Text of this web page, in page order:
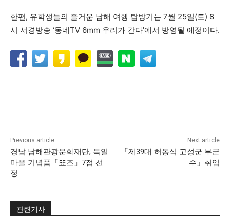
한편, 유학생들의 즐거운 남해 여행 탐방기는 7월 25일(토) 8
시 서경방송 ‘동네TV 6mm 우리가 간다’에서 방영될 예정이다.
Previous article
경남 남해관광문화재단, 독일
마을 기념품「뚀즈」7점 선
정
Next article
「제39대 허동식 고성군 부군
수」취임
관련기사